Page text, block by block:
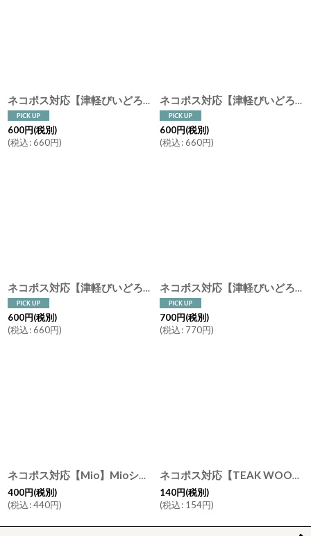
ネコポス対応【津軽びいどろ】ガラス 箸置き ねぶた /NEBUTA/レスト/カトラリーレスト/はしおき/手作り/ねぶた祭り/ガラス食器/石塚硝子/アデリア/日本製
600円(税別)
(税込:660円)
ネコポス対応【津軽びいどろ】箸置き ドット ピンク ブルー ターコイズ レスト カトラリーレスト はしおき 手作り ガラス食器 石塚硝子 アデリア 日本製
600円(税別)
(税込:660円)
ネコポス対応【津軽びいどろ】箸置き 季節のしつらえ ガラス カトラリーレスト はしおき 手作り ガラス食器 石塚硝子 アデリア 日本製
600円(税別)
(税込:660円)
ネコポス対応【津軽びいどろ】箸置き 金・プラチナ/ゴールド/シルバー/銀/レスト/カトラリーレスト/はしおき/手作り/ガラス食器/石塚硝子/アデリア/日本製
700円(税別)
(税込: 770円)
ネコポス対応【Mio】Mioシリーズ 箸置き/箸おき/レスト トラ/ブチ/にくきゅう/肉球/虎/猫/ねこ/ネコ/Cat/キャット/木製/ビーチ/籐芸
400円(税別)
(税込:440円)
ネコポス対応【TEAK WOOD】箸置き しのぎ チーク 7.6ｃｍ
140円(税別)
(税込: 154円)